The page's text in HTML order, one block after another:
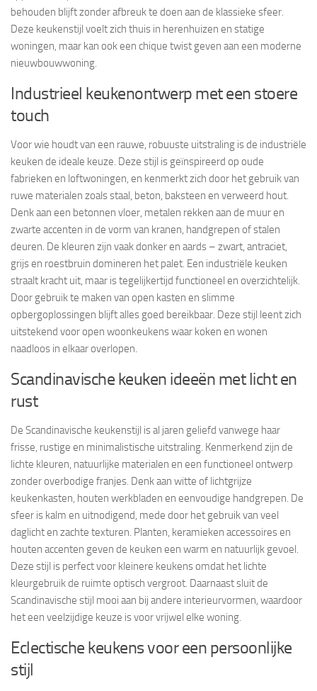
behouden blijft zonder afbreuk te doen aan de klassieke sfeer.
Deze keukenstijl voelt zich thuis in herenhuizen en statige
woningen, maar kan ook een chique twist geven aan een moderne
nieuwbouwwoning.
Industrieel keukenontwerp met een stoere
touch
Voor wie houdt van een rauwe, robuuste uitstraling is de industriële
keuken de ideale keuze. Deze stijl is geïnspireerd op oude
fabrieken en loftwoningen, en kenmerkt zich door het gebruik van
ruwe materialen zoals staal, beton, baksteen en verweerd hout.
Denk aan een betonnen vloer, metalen rekken aan de muur en
zwarte accenten in de vorm van kranen, handgrepen of stalen
deuren. De kleuren zijn vaak donker en aards – zwart, antraciet,
grijs en roestbruin domineren het palet. Een industriële keuken
straalt kracht uit, maar is tegelijkertijd functioneel en overzichtelijk.
Door gebruik te maken van open kasten en slimme
opbergoplossingen blijft alles goed bereikbaar. Deze stijl leent zich
uitstekend voor open woonkeukens waar koken en wonen
naadloos in elkaar overlopen.
Scandinavische keuken ideeën met licht en
rust
De Scandinavische keukenstijl is al jaren geliefd vanwege haar
frisse, rustige en minimalistische uitstraling. Kenmerkend zijn de
lichte kleuren, natuurlijke materialen en een functioneel ontwerp
zonder overbodige franjes. Denk aan witte of lichtgrijze
keukenkasten, houten werkbladen en eenvoudige handgrepen. De
sfeer is kalm en uitnodigend, mede door het gebruik van veel
daglicht en zachte texturen. Planten, keramieken accessoires en
houten accenten geven de keuken een warm en natuurlijk gevoel.
Deze stijl is perfect voor kleinere keukens omdat het lichte
kleurgebruik de ruimte optisch vergroot. Daarnaast sluit de
Scandinavische stijl mooi aan bij andere interieurvormen, waardoor
het een veelzijdige keuze is voor vrijwel elke woning.
Eclectische keukens voor een persoonlijke
stijl